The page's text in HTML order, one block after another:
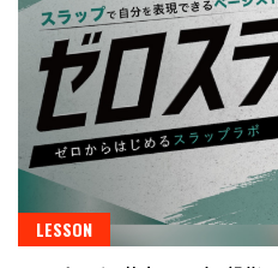
LESSON